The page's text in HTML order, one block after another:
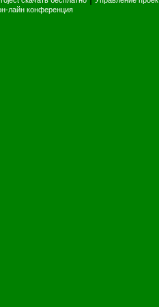
лайн конференция